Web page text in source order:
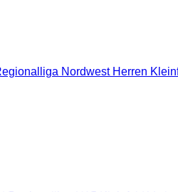
Nordwest Herren